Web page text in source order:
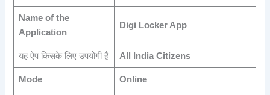
Name of the
Application
Digi Locker App
यह ऐप किसके लिए उपयोगी है All India Citizens
Mode Online